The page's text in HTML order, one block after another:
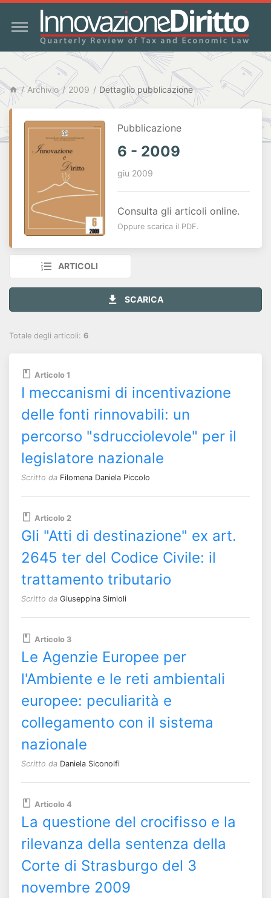
Archivio 2009 Dettaglio pubblicazione
Pubblicazione
6 - 2009
giu 2009
Consulta gli articoli online.
Oppure scarica il PDF.
ARTICOLI
SCARICA
Totale degli articoli: 6
Articolo 1
I meccanismi di incentivazione
delle fonti rinnovabili: un
percorso "sdrucciolevole" per il
legislatore nazionale
Scritto da Filomena Daniela Piccolo
Articolo 2
Gli "Atti di destinazione" ex art.
2645 ter del Codice Civile: il
trattamento tributario
Scritto da Giuseppina Simioli
Articolo 3
Le Agenzie Europee per
l'Ambiente e le reti ambientali
europee: peculiarità e
collegamento con il sistema
nazionale
Scritto da Daniela Siconolfi
Articolo 4
La questione del crocifisso e la
rilevanza della sentenza della
Corte di Strasburgo del 3
novembre 2009